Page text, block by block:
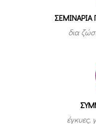
ΣΕΜΙΝΑΡΙΑ
δια
έγκυες,